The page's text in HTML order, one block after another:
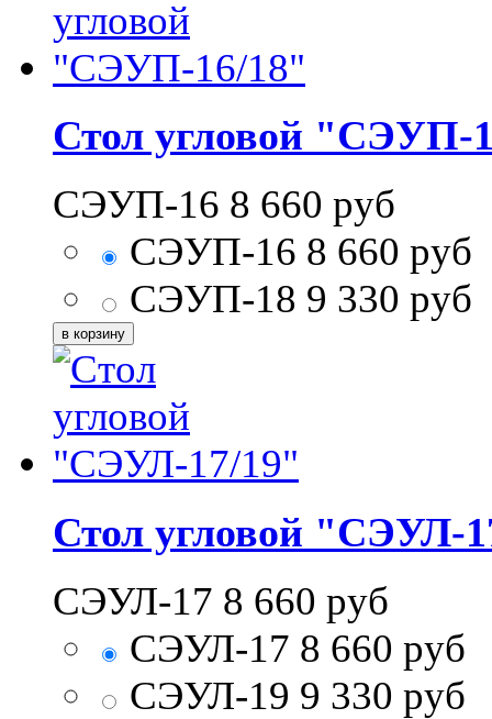
Стол угловой "СЭУП-
СЭУП-16 8 660 руб
СЭУП-16 8 660 руб
СЭУП-18 9 330 руб
Стол угловой "СЭУЛ-
СЭУЛ-17 8 660 руб
СЭУЛ-17 8 660 руб
СЭУЛ-19 9 330 руб